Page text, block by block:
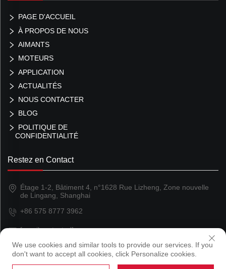
PAGE D'ACCUEIL
À PROPOS DE NOUS
AIMANTS
MOTEURS
APPLICATION
ACTUALITÉS
NOUS CONTACTER
BLOG
POLITIQUE DE
CONFIDENTIALITÉ
Restez en Contact
Étage 1-2, Bâtiment 4, n°1628 Rue Lizheng, Zone nouvelle
de Lingang, Shanghai
+86 575 8777 3962
[email protected]
We use cookies and similar tools to provide our services. If you
don't want to accept all cookies, click Personalize cookies.